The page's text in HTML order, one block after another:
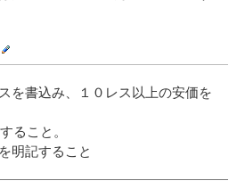
を書込み、１０レス以上の安価を
ること。
明記すること